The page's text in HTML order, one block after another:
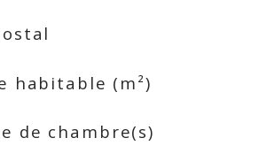
Valeurs
habitable (m²)
de chambre(s)